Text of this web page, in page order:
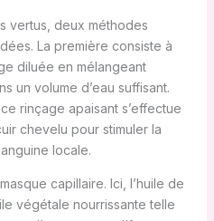
vertus, deux méthodes
La première consiste à
diluée en mélangeant
un volume d’eau suffisant.
rinçage apaisant s’effectue
chevelu pour stimuler la
locale.
capillaire. Ici, l’huile de
végétale nourrissante telle